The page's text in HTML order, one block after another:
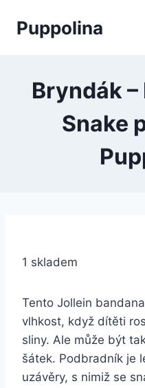
Puppolina
Bryndák
Snake
1 skladem
Tento Jollein
vlhkost, když dítěti
sliny. Ale může být
šátek. Podbradník je
uzávěry, s nimiž se